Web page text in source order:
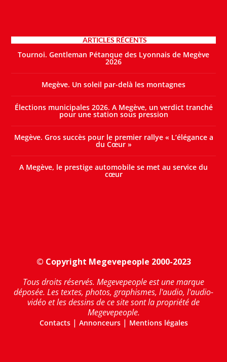
ARTICLES RÉCENTS
Tournoi. Gentleman Pétanque des Lyonnais de Megève
2026
Megève. Un soleil par-delà les montagnes
Élections municipales 2026. A Megève, un verdict tranché
pour une station sous pression
Megève. Gros succès pour le premier rallye « L’élégance a
du Cœur »
A Megève, le prestige automobile se met au service du
cœur
© Copyright Megevepeople 2000-2023
Tous droits réservés. Megevepeople est une marque
déposée. Les textes, photos, graphismes, l'audio, l'audio-
vidéo et les dessins de ce site sont la propriété de
Megevepeople.
Contacts| Annonceurs| Mentions légales